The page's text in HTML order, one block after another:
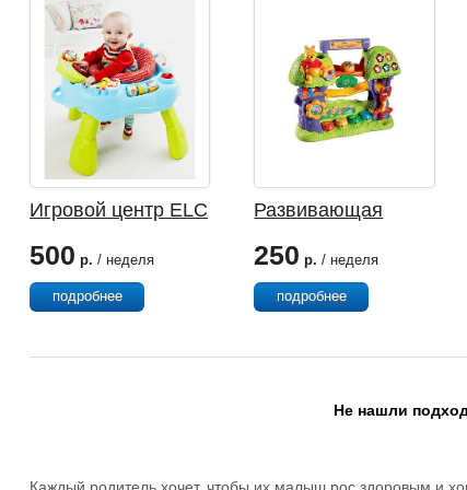
Игровой центр ELC
500 р. / неделя
подробнее
Развивающая
ВИННИ ПУХ
250 р. / неделя
подробнее
Не нашли